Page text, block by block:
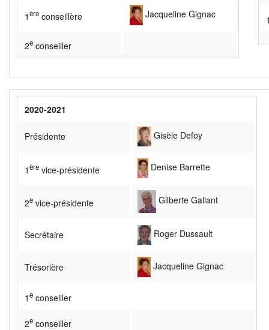
1ère conseillère Jacqueline Gignac
2e conseiller
2020-2021
Présidente Gisèle Defoy
1ère vice-présidente Denise Barrette
2e vice-présidente Gilberte Gallant
Secrétaire Roger Dussault
Trésorière Jacqueline Gignac
1e conseiller
2e conseiller